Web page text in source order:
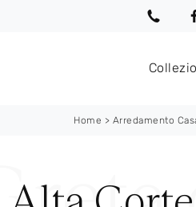
Home > Arredamento